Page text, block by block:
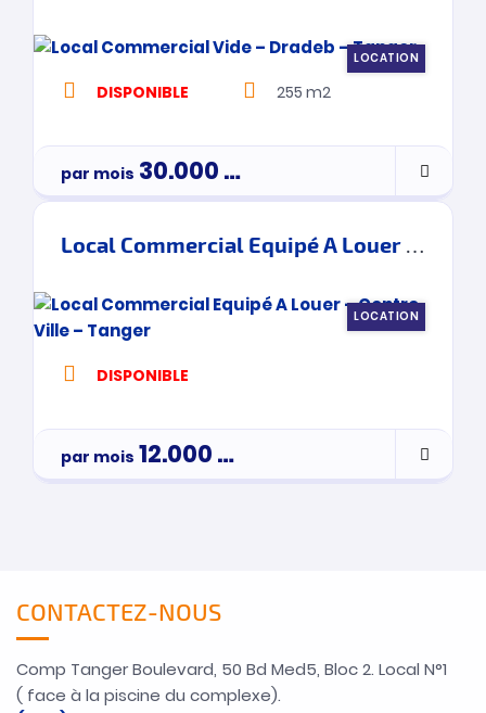
LOCATION
DISPONIBLE 255 m2
par mois 30.000Dh
Local Commercial Equipé A Louer – Centre Ville – Tanger
LOCATION
DISPONIBLE
par mois 12.000Dh
CONTACTEZ-NOUS
Comp Tanger Boulevard, 50 Bd Med5, Bloc 2. Local N°1
( face à la piscine du complexe).